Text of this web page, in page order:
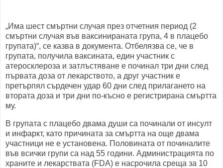
„Има шест смъртни случая през отчетния период (2
смъртни случая във ваксинираната група, 4 в плацебо
групата)“, се казва в документа. Отбелязва се, че в
групата, получила ваксината, един участник с
атеросклероза и затлъстяване е починал три дни след
първата доза от лекарството, а друг участник е
претърпял сърдечен удар 60 дни след прилагането на
втората доза и три дни по-късно е регистрирана смъртта
му.
В групата с плацебо двама души са починали от инсулт
и инфаркт, като причината за смъртта на още двама
участници не е установена. Половината от починалите
във всички групи са над 55 години. Администрацията по
храните и лекарствата (FDA) е насрочила среща за 10